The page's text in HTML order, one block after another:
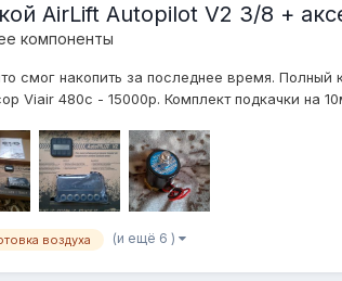
AirLift Autopilot V2 3/8 +
компоненты
смог накопить за последнее время.
Viair 480c - 15000р. Комплект подкачки на
воздуха (и ещё 6 )